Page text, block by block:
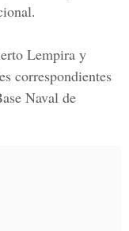
Lempira y
correspondientes
Naval de